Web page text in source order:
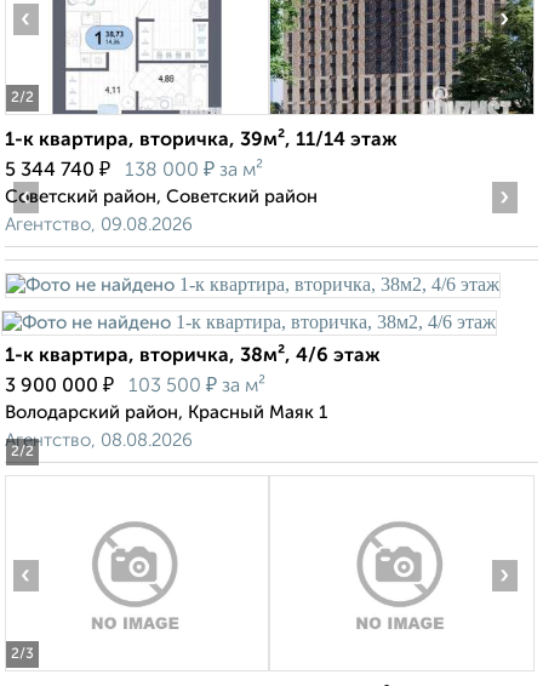
2/2
‹ ›
1-к квартира, вторичка, 39м², 11/14 этаж
5 344 740 ₽ 138 000 ₽ за м²
Советский район, Советский район
Агентство, 09.08.2026
2/2
‹ ›
1-к квартира, вторичка, 38м², 4/6 этаж
3 900 000 ₽ 103 500 ₽ за м²
Володарский район, Красный Маяк 1
Агентство, 08.08.2026
2/3
‹ ›